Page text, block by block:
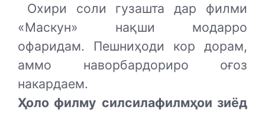
Охири соли гузашта дар филми
«Маскун» нақши модарро
офаридам. Пешниҳоди кор дорам,
аммо наворбардориро оғоз
накардаем.
Ҳоло филму силсилафилмҳои зиёд